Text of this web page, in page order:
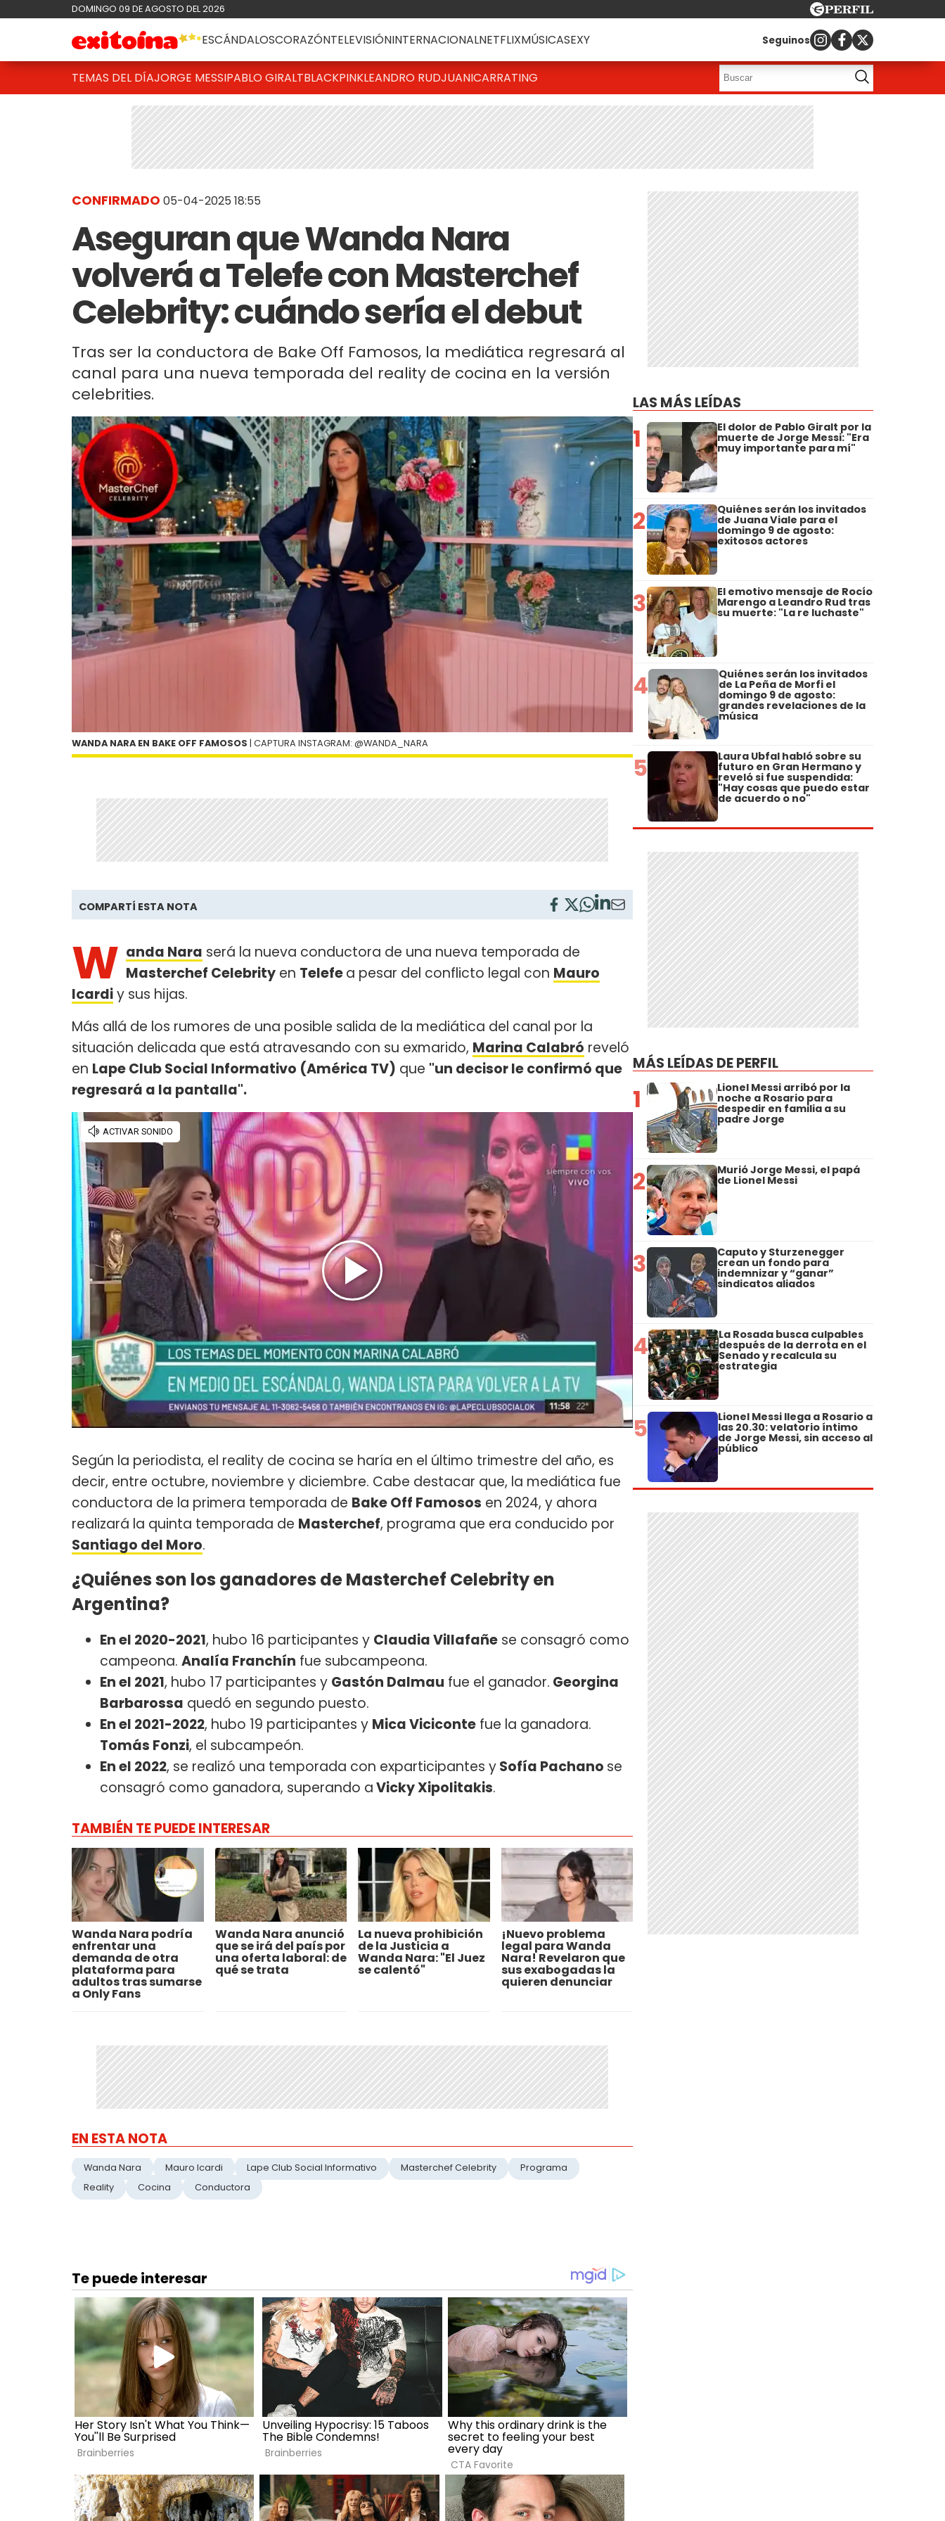
DOMINGO 09 DE AGOSTO DEL 2026
ESCÁNDALOSCORAZÓNTELEVISIÓNINTERNACIONALNETFLIXMÚSICASEXY Seguinos
TEMAS DEL DÍAJORGE MESSIPABLO GIRALTBLACKPINKLEANDRO RUDJUANICARRATING
CONFIRMADO 05-04-2025 18:55
Aseguran que Wanda Nara
volverá a Telefe con Masterchef
Celebrity: cuándo sería el debut
Tras ser la conductora de Bake Off Famosos, la mediática regresará al
canal para una nueva temporada del reality de cocina en la versión
celebrities.
WANDA NARA EN BAKE OFF FAMOSOS | CAPTURA INSTAGRAM: @WANDA_NARA
COMPARTÍ ESTA NOTA
W anda Nara será la nueva conductora de una nueva temporada de
Masterchef Celebrity en Telefea pesar del conflicto legal con Mauro
Icardiy sus hijas.
Más allá de los rumores de una posible salida de la mediática del canal por la
situación delicada que está atravesando con su exmarido, Marina Calabró reveló
en Lape Club Social Informativo (América TV) que "un decisor le confirmó que
regresará a la pantalla".
Según la periodista, el reality de cocina se haría en el último trimestre del año, es
decir, entre octubre, noviembre y diciembre. Cabe destacar que, la mediática fue
conductora de la primera temporada de Bake Off Famosos en 2024, y ahora
realizará la quinta temporada de Masterchef, programa que era conducido por
Santiago del Moro.
¿Quiénes son los ganadores de Masterchef Celebrity en
Argentina?
En el 2020-2021, hubo 16 participantes y Claudia Villafañe se consagró como
campeona. Analía Franchín fue subcampeona.
En el 2021, hubo 17 participantes y Gastón Dalmau fue el ganador. Georgina
Barbarossa quedó en segundo puesto.
En el 2021-2022, hubo 19 participantes y Mica Viciconte fue la ganadora.
Tomás Fonzi, el subcampeón.
En el 2022, se realizó una temporada con exparticipantes ySofía Pachano se
consagró como ganadora, superando aVicky Xipolitakis.
TAMBIÉN TE PUEDE INTERESAR
Wanda Nara podría
enfrentar una
demanda de otra
plataforma para
adultos tras sumarse
a Only Fans
Wanda Nara anunció
que se irá del país por
una oferta laboral: de
qué se trata
La nueva prohibición
de la Justicia a
Wanda Nara: "El Juez
se calentó"
¡Nuevo problema
legal para Wanda
Nara! Revelaron que
sus exabogadas la
quieren denunciar
EN ESTA NOTA
Wanda Nara Mauro Icardi Lape Club Social Informativo Masterchef Celebrity
Programa
Reality
Cocina Conductora
LAS MÁS LEÍDAS
1 El dolor de Pablo Giralt por la
muerte de Jorge Messi: "Era
muy importante para mí"
2 Quiénes serán los invitados
de Juana Viale para el
domingo 9 de agosto:
exitosos actores
3 El emotivo mensaje de Rocío
Marengo a Leandro Rud tras
su muerte: "La re luchaste"
4 Quiénes serán los invitados
de La Peña de Morfi el
domingo 9 de agosto:
grandes revelaciones de la
música
5 Laura Ubfal habló sobre su
futuro en Gran Hermano y
reveló si fue suspendida:
"Hay cosas que puedo estar
de acuerdo o no"
MÁS LEÍDAS DE PERFIL
1 Lionel Messi arribó por la
noche a Rosario para
despedir en familia a su
padre Jorge
2 Murió Jorge Messi, el papá
de Lionel Messi
3 Caputo y Sturzenegger
crean un fondo para
indemnizar y “ganar”
sindicatos aliados
4 La Rosada busca culpables
después de la derrota en el
Senado y recalcula su
estrategia
5 Lionel Messi llega a Rosario a
las 20.30: velatorio íntimo
de Jorge Messi, sin acceso al
público